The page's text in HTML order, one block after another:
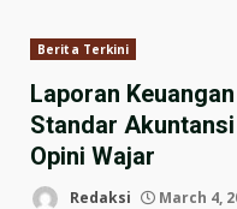
Berita Terkini
Laporan
Standar
Opini Wajar
Redaksi March 4,